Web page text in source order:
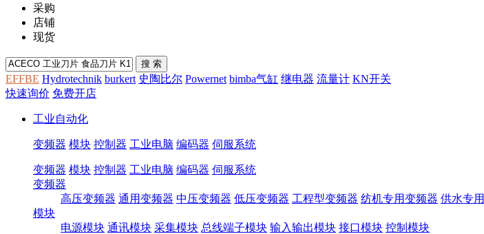
采购
店铺
现货
EFFBE Hydrotechnik burkert 史陶比尔 Powernet bimba气缸 继电器 流量计 KN开关
快速询价 免费开店
工业自动化
变频器 模块 控制器 工业电脑 编码器 伺服系统
变频器 模块 控制器 工业电脑 编码器 伺服系统
变频器
高压变频器 通用变频器 中压变频器 低压变频器 工程型变频器 纺机专用变频器 供水专
模块
电源模块 通讯模块 采集模块 总线端子模块 输入输出模块 接口模块 控制模块